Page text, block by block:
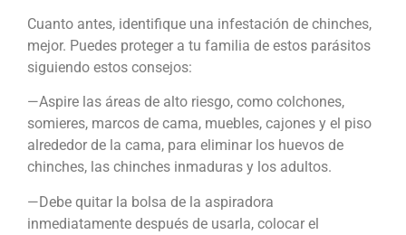
Cuanto antes, identifique una infestación de chinches,
mejor. Puedes proteger a tu familia de estos parásitos
siguiendo estos consejos:
—Aspire las áreas de alto riesgo, como colchones,
somieres, marcos de cama, muebles, cajones y el piso
alrededor de la cama, para eliminar los huevos de
chinches, las chinches inmaduras y los adultos.
—Debe quitar la bolsa de la aspiradora
inmediatamente después de usarla, colocar el